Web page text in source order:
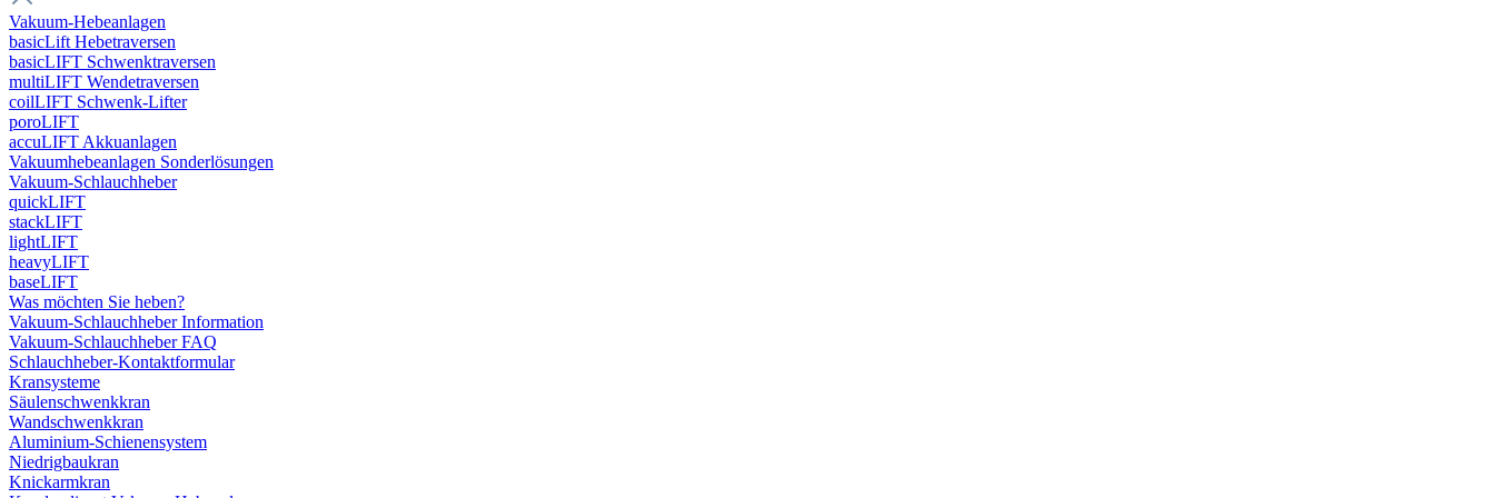
Vakuum-Hebeanlagen
basicLift Hebetraversen
basicLIFT Schwenktraversen
multiLIFT Wendetraversen
coilLIFT Schwenk-Lifter
poroLIFT
accuLIFT Akkuanlagen
Vakuumhebeanlagen Sonderlösungen
Vakuum-Schlauchheber
quickLIFT
stackLIFT
lightLIFT
heavyLIFT
baseLIFT
Was möchten Sie heben?
Vakuum-Schlauchheber Information
Vakuum-Schlauchheber FAQ
Schlauchheber-Kontaktformular
Kransysteme
Säulenschwenkkran
Wandschwenkkran
Aluminium-Schienensystem
Niedrigbaukran
Knickarmkran